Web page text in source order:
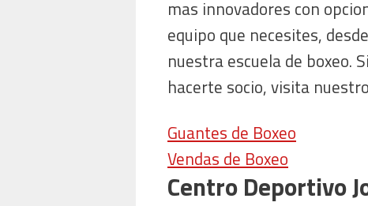
mas innovadores con
equipo que necesites,
nuestra escuela de boxeo.
hacerte socio, visita
Guantes de Boxeo
Vendas de Boxeo
Centro Deportivo